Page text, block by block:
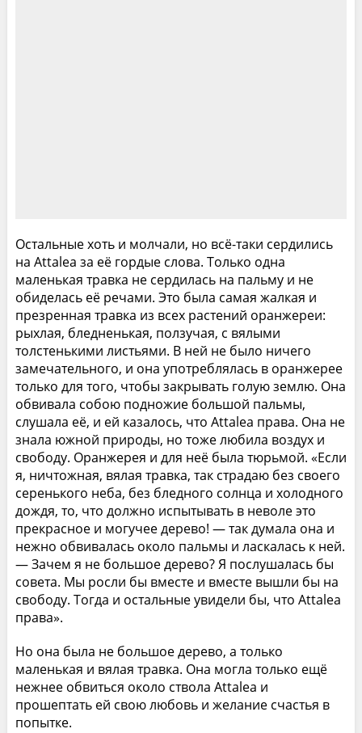
Остальные хоть и молчали, но всё-таки сердились
на Attalea за её гордые слова. Только одна
маленькая травка не сердилась на пальму и не
обиделась её речами. Это была самая жалкая и
презренная травка из всех растений оранжереи:
рыхлая, бледненькая, ползучая, с вялыми
толстенькими листьями. В ней не было ничего
замечательного, и она употреблялась в оранжерее
только для того, чтобы закрывать голую землю. Она
обвивала собою подножие большой пальмы,
слушала её, и ей казалось, что Attalea права. Она не
знала южной природы, но тоже любила воздух и
свободу. Оранжерея и для неё была тюрьмой. «Если
я, ничтожная, вялая травка, так страдаю без своего
серенького неба, без бледного солнца и холодного
дождя, то, что должно испытывать в неволе это
прекрасное и могучее дерево! — так думала она и
нежно обвивалась около пальмы и ласкалась к ней.
— Зачем я не большое дерево? Я послушалась бы
совета. Мы росли бы вместе и вместе вышли бы на
свободу. Тогда и остальные увидели бы, что Attalea
права».
Но она была не большое дерево, а только
маленькая и вялая травка. Она могла только ещё
нежнее обвиться около ствола Attalea и
прошептать ей свою любовь и желание счастья в
попытке.